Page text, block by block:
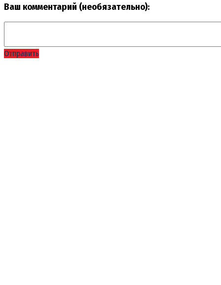
Ваш комментарий (необязательно):
Отправить